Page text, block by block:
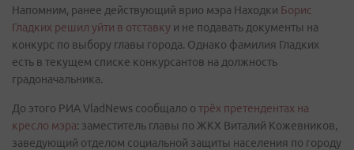
Напомним, ранее действующий врио мэра Находки Борис
Гладких решил уйти в отставку и не подавать документы на
конкурс по выбору главы города. Однако фамилия Гладких
есть в текущем списке конкурсантов на должность
градоначальника.
До этого РИА VladNews сообщало о трёх претендентах на
кресло мэра: заместитель главы по ЖКХ Виталий Кожевников,
заведующий отделом социальной защиты населения по городу